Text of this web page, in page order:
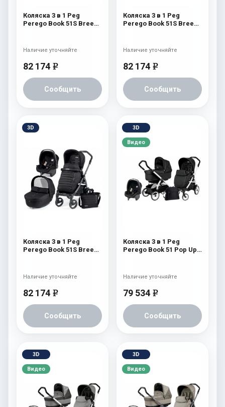
Коляска 3 в 1 Peg
Perego Book 51S Breeze
82 174 e
Сообщить
Наличие уточняйте
Коляска 3 в 1 Peg
Perego Book 51S Breeze
82 174 e
Сообщить
Наличие уточняйте
3D
Коляска 3 в 1 Peg
Perego Book 51S Breeze
82 174 e
Сообщить
Наличие уточняйте
3D
Видео
Коляска 3 в 1 Peg
Perego Book 51 Pop Up
79 534 e
Сообщить
Наличие уточняйте
3D
Видео
3D
Видео